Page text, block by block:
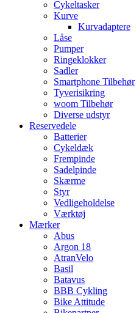
Cykeltasker
Kurve
Kurvadaptere
Låse
Pumper
Ringeklokker
Sadler
Smartphone Tilbehør
Tyverisikring
woom Tilbehør
Diverse udstyr
Reservedele
Batterier
Cykeldæk
Frempinde
Sadelpinde
Skærme
Styr
Vedligeholdelse
Værktøj
Mærker
Abus
Argon 18
AtranVelo
Basil
Batavus
BBB Cykling
Bike Attitude